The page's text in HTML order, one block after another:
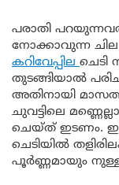
പരാതി
നോക്കാവുന്ന ചില
കറിവേപ്പില ചെടി
തുടങ്ങിയാൽ
അതിനായി
ചുവട്ടിലെ
ചെയ്ത് ഇടണം.
ചെടിയിൽ
പൂർണ്ണമായും